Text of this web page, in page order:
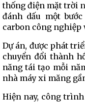
thống điện mặt trời
đánh dấu một
carbon công nghiệp
Dự án, được phát
chuyển đổi thành
năng tái tạo mỗi
nhà máy xi măng
Hiện nay, công